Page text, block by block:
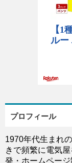
プロフィール
1970年代生まれ
きで頻繁に電気
発・ホームペー